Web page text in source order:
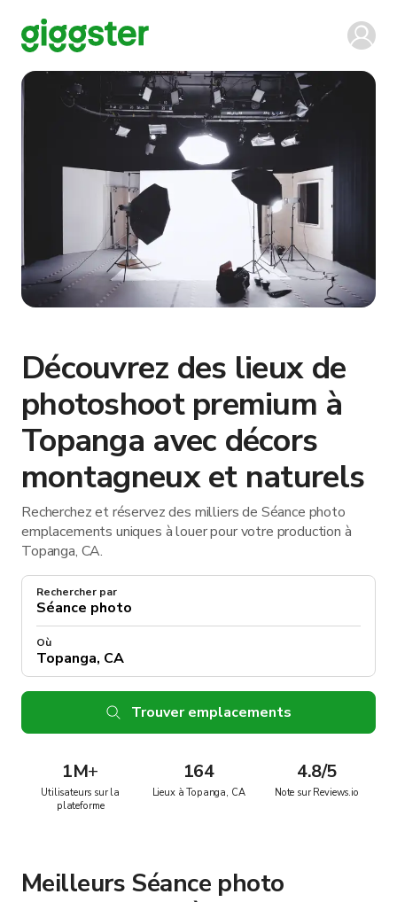
Découvrez des lieux de
photoshoot premium à
Topanga avec décors
montagneux et naturels
Recherchez et réservez des milliers de Séance photo
emplacements uniques à louer pour votre production à
Topanga, CA.
Rechercher par
Où
Trouver emplacements
1M+
Utilisateurs sur la
plateforme
164
Lieux à Topanga, CA
4.8/5
Note sur Reviews.io
Meilleurs Séance photo